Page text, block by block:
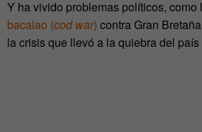
Y ha vivido problemas políticos, como
bacalao (cod war) contra Gran
la crisis que llevó a la quiebra del país